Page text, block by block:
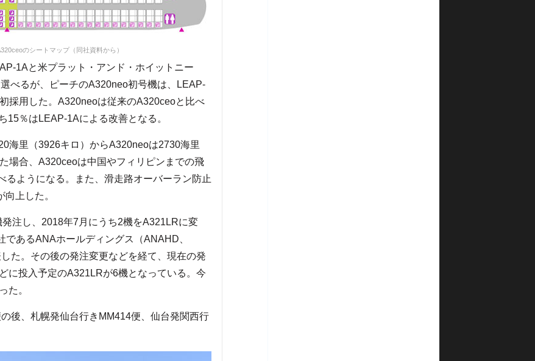
のシートマップ（同社資料から）
1Aと米プラット・アンド・ホイットニー
べるが、ピーチのA320neo初号機は、LEAP-
採用した。A320neoは従来のA320ceoと比べ
15％はLEAP-1Aによる改善となる。
海里（3926キロ）からA320neoは2730海里
場合、A320ceoは中国やフィリピンまでの飛
るようになる。また、滑走路オーバーラン防止
上した。
注し、2018年7月にうち2機をA321LRに変
あるANAホールディングス（ANAHD、
た。その後の発注変更などを経て、現在の発
に投入予定のA321LRが6機となっている。今
た。
後、札幌発仙台行きMM414便、仙台発関西行